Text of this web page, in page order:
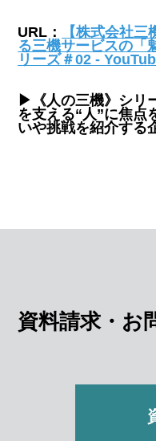
URL：
【株式会社
る三機サービスの「
リーズ＃02 -
▶《人の三機》シリ
を支える“人”に焦点
いや挑戦を紹介する
資料請求・お